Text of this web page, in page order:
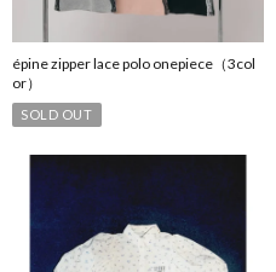
épine zipper lace polo onepiece（3col
or）
SOLD OUT